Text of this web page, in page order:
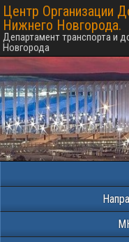
Центр Организации
Нижнего Новгорода.
Департамент транспорта и
Новгорода